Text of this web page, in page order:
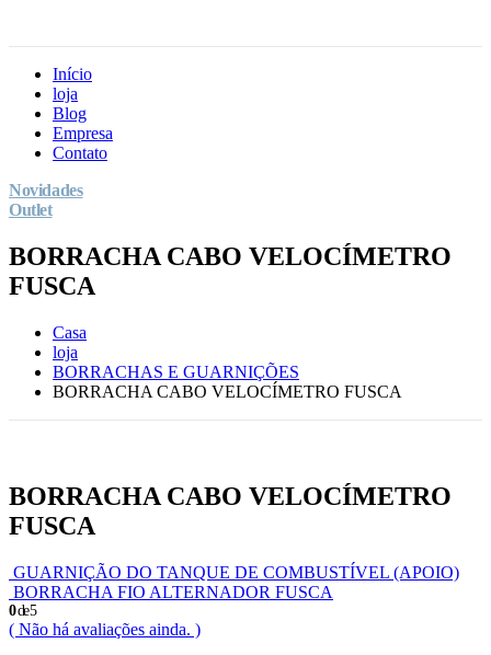
Início
loja
Blog
Empresa
Contato
Novidades
Outlet
BORRACHA CABO VELOCÍMETRO
FUSCA
Casa
loja
BORRACHAS E GUARNIÇÕES
BORRACHA CABO VELOCÍMETRO FUSCA
BORRACHA CABO VELOCÍMETRO
FUSCA
GUARNIÇÃO DO TANQUE DE COMBUSTÍVEL (APOIO)
BORRACHA FIO ALTERNADOR FUSCA
0de 5
( Não há avaliações ainda. )